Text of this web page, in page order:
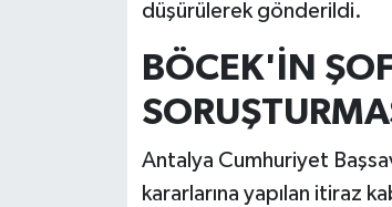
düşürülerek gönderildi.
BÖCEK'İN
Antalya Cumhuriyet
kararlarına yapılan itiraz